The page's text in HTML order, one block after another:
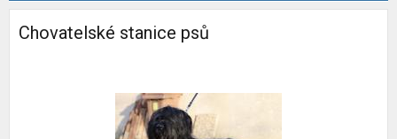
Chovatelské stanice psů